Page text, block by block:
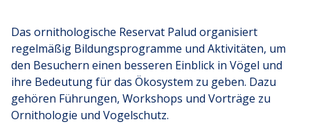
Das ornithologische Reservat Palud organisiert
regelmäßig Bildungsprogramme und Aktivitäten, um
den Besuchern einen besseren Einblick in Vögel und
ihre Bedeutung für das Ökosystem zu geben. Dazu
gehören Führungen, Workshops und Vorträge zu
Ornithologie und Vogelschutz.